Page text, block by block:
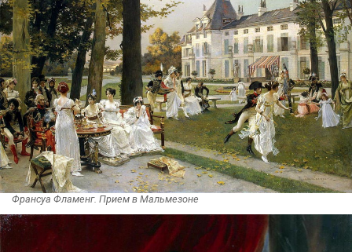
Франсуа Фламенг. Прием в Мальмезоне